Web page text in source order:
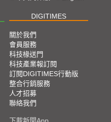
DIGITIMES
關於我們
會員服務
科技椽送門
科技產業報訂閱
訂閱DIGITIMES行動版
整合行銷服務
人才招募
聯絡我們